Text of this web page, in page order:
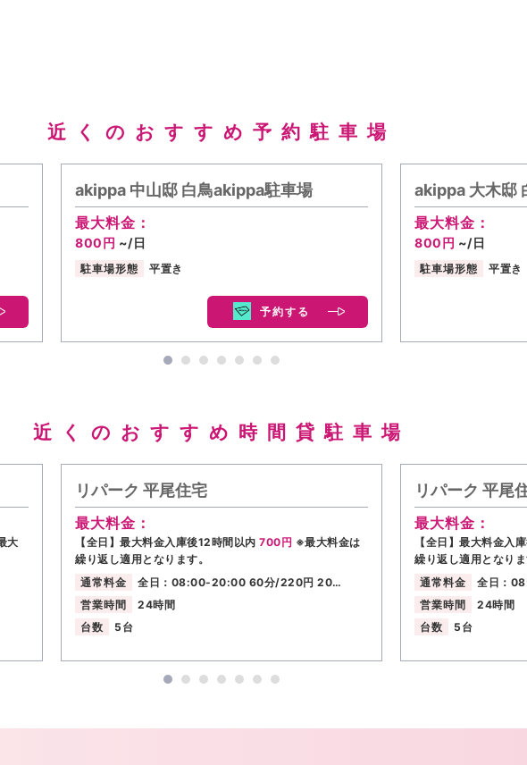
近くのおすすめ予約駐車場
akippa 中山邸 白鳥akippa駐車場
最大料金：
800円 ~/日
駐車場形態 平置き
予約する
akippa 大木邸
最大料金：
800円 ~/日
駐車場形態 平置き
近くのおすすめ時間貸駐車場
大
リパーク 平尾住宅
最大料金：
【全日】最大料金入庫後12時間以内 700円 ※最大料金は
繰り返し適用となります。
通常料金
全日：08:00-20:00 60分/220円 20…
営業時間
24時間
台数
5台
リパーク 平尾
最大料金：
【全日】最大料金入
繰り返し適用となりま
通常料金
全日：
営業時間
24時間
台数
5台